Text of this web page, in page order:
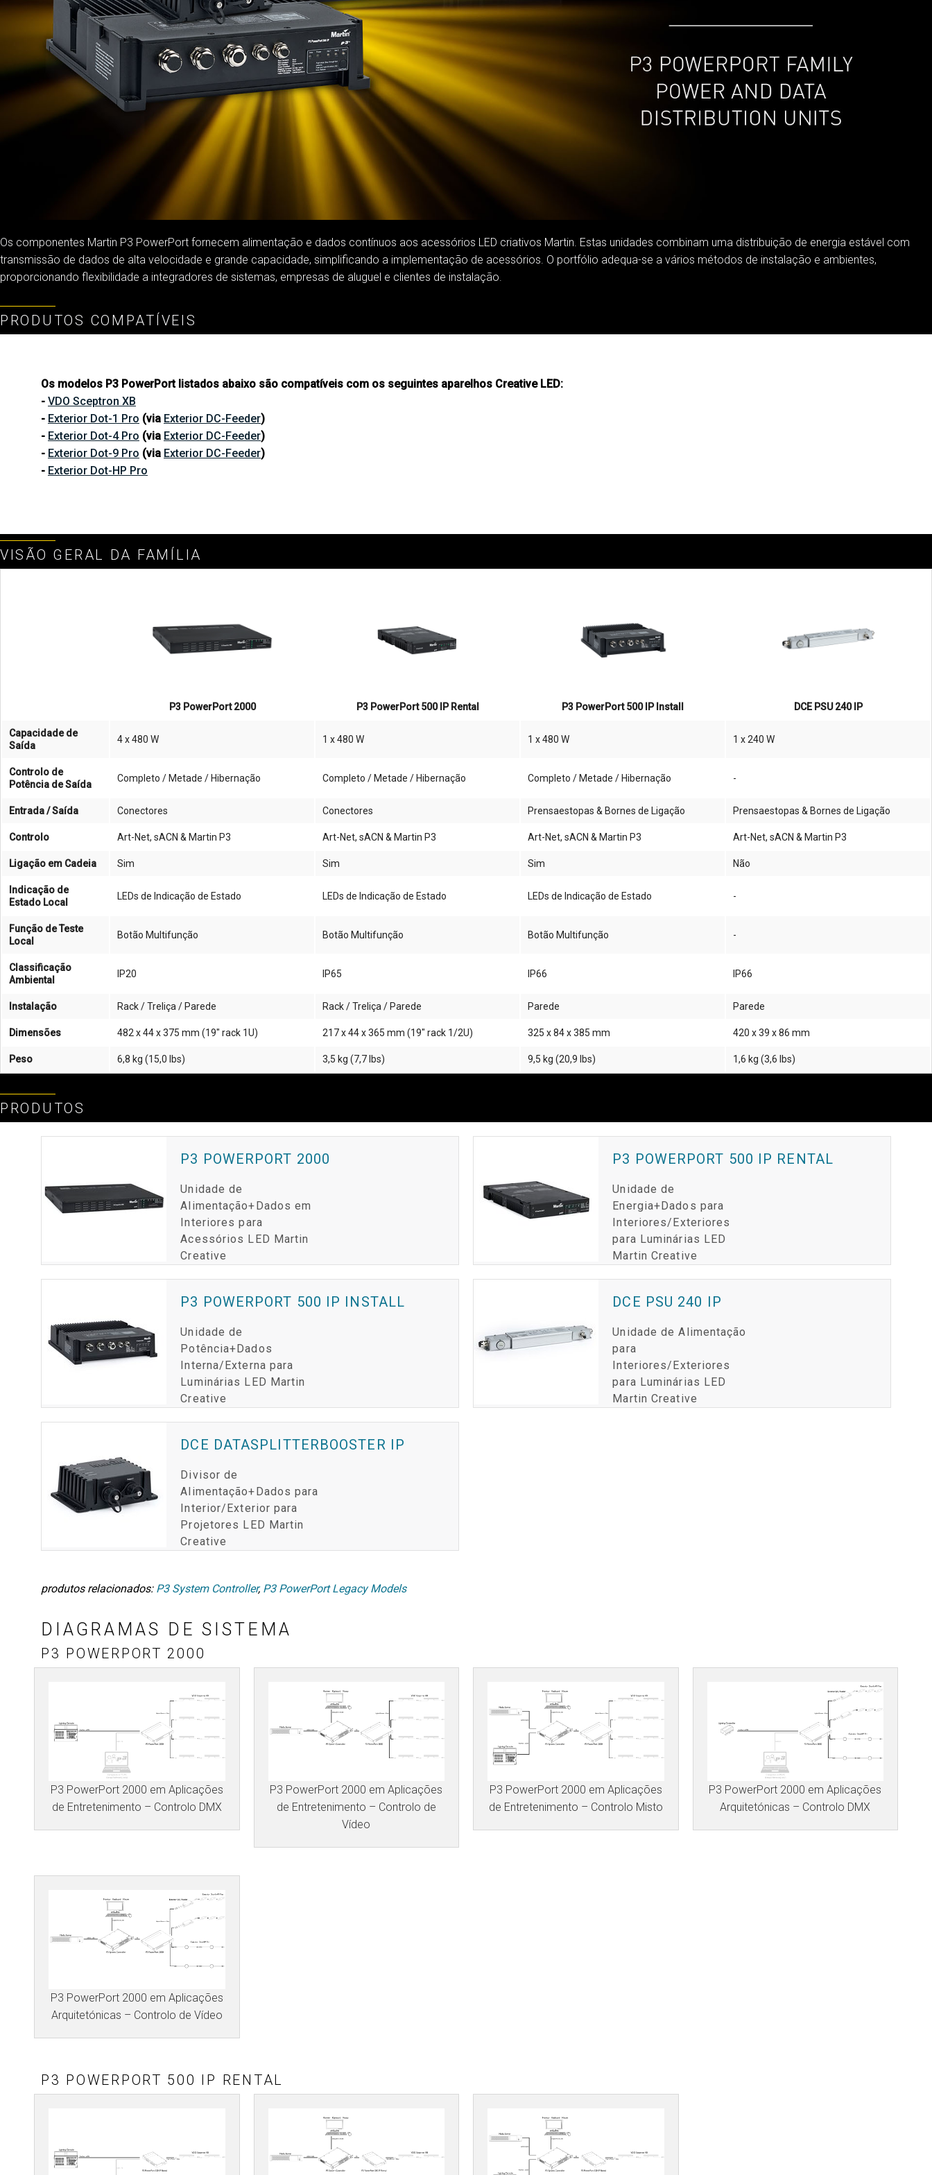
MAC VIPER
P3 POWERPORT LEGACY MODELS
VDO DOTRON
Os componentes Martin P3 PowerPort fornecem alimentação e dados contínuos aos acessórios LED criativos Martin. Estas unidades combinam uma distribuição de energia estável com
transmissão de dados de alta velocidade e grande capacidade, simplificando a implementação de acessórios. O portfólio adequa-se a vários métodos de instalação e ambientes,
proporcionando flexibilidade a integradores de sistemas, empresas de aluguel e clientes de instalação.
PRODUTOS COMPATÍVEIS
Os modelos P3 PowerPort listados abaixo são compatíveis com os seguintes aparelhos Creative LED:
- VDO Sceptron XB
- Exterior Dot-1 Pro (via Exterior DC-Feeder)
- Exterior Dot-4 Pro (via Exterior DC-Feeder)
- Exterior Dot-9 Pro (via Exterior DC-Feeder)
- Exterior Dot-HP Pro
VISÃO GERAL DA FAMÍLIA
P3 PowerPort 2000 P3 PowerPort 500 IP Rental P3 PowerPort 500 IP Install DCE PSU 240 IP
Capacidade de
Saída
4 x 480 W 1 x 480 W 1 x 480 W 1 x 240 W
Controlo de
Potência de Saída
Completo / Metade / Hibernação Completo / Metade / Hibernação Completo / Metade / Hibernação -
Entrada / Saída Conectores Conectores Prensaestopas & Bornes de Ligação Prensaestopas & Bornes de Ligação
Controlo Art-Net, sACN & Martin P3 Art-Net, sACN & Martin P3 Art-Net, sACN & Martin P3 Art-Net, sACN & Martin P3
Ligação em Cadeia Sim Sim Sim Não
Indicação de
Estado Local
LEDs de Indicação de Estado LEDs de Indicação de Estado LEDs de Indicação de Estado -
Função de Teste
Local
Botão Multifunção Botão Multifunção Botão Multifunção -
Classificação
Ambiental
IP20 IP65 IP66 IP66
Instalação Rack / Treliça / Parede Rack / Treliça / Parede Parede Parede
Dimensões 482 x 44 x 375 mm (19" rack 1U) 217 x 44 x 365 mm (19" rack 1/2U) 325 x 84 x 385 mm 420 x 39 x 86 mm
Peso 6,8 kg (15,0 lbs) 3,5 kg (7,7 lbs) 9,5 kg (20,9 lbs) 1,6 kg (3,6 lbs)
PRODUTOS
P3 POWERPORT 2000
Unidade de
Alimentação+Dados em
Interiores para
Acessórios LED Martin
Creative
P3 POWERPORT 500 IP RENTAL
Unidade de
Energia+Dados para
Interiores/Exteriores
para Luminárias LED
Martin Creative
P3 POWERPORT 500 IP INSTALL
Unidade de
Potência+Dados
Interna/Externa para
Luminárias LED Martin
Creative
DCE PSU 240 IP
Unidade de Alimentação
para
Interiores/Exteriores
para Luminárias LED
Martin Creative
DCE DATASPLITTERBOOSTER IP
Divisor de
Alimentação+Dados para
Interior/Exterior para
Projetores LED Martin
Creative
produtos relacionados: P3 System Controller, P3 PowerPort Legacy Models
DIAGRAMAS DE SISTEMA
P3 POWERPORT 2000
P3 PowerPort 2000 em Aplicações
de Entretenimento – Controlo DMX
P3 PowerPort 2000 em Aplicações
de Entretenimento – Controlo de
Vídeo
P3 PowerPort 2000 em Aplicações
de Entretenimento – Controlo Misto
P3 PowerPort 2000 em Aplicações
Arquitetónicas – Controlo DMX
P3 PowerPort 2000 em Aplicações
Arquitetónicas – Controlo de Vídeo
P3 POWERPORT 500 IP RENTAL